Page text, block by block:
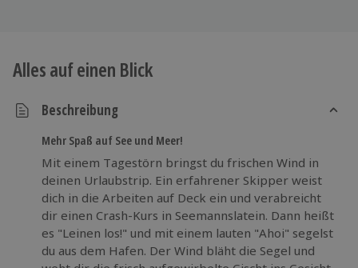
Alles auf einen Blick
Beschreibung
Mehr Spaß auf See und Meer!
Mit einem Tagestörn bringst du frischen Wind in
deinen Urlaubstrip. Ein erfahrener Skipper weist
dich in die Arbeiten auf Deck ein und verabreicht
dir einen Crash-Kurs in Seemannslatein. Dann heißt
es "Leinen los!" und mit einem lauten "Ahoi" segelst
du aus dem Hafen. Der Wind bläht die Segel und